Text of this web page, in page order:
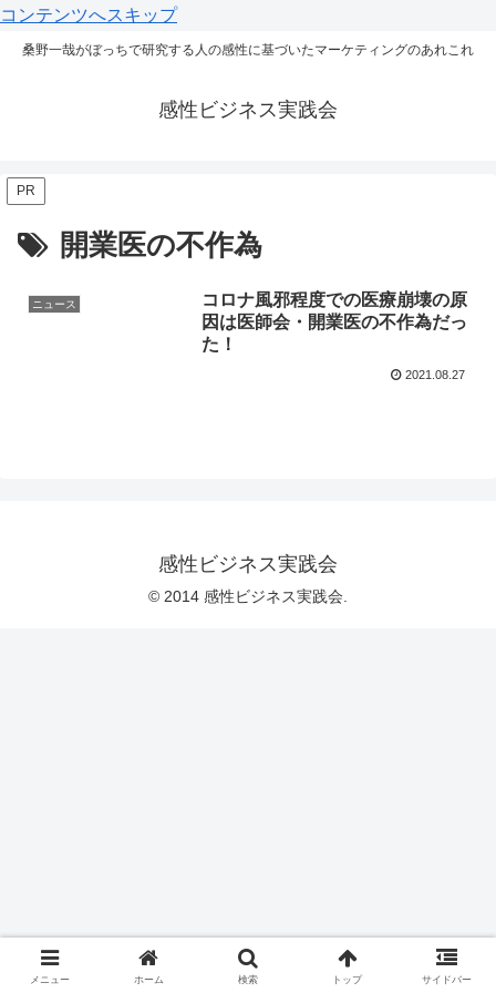
コンテンツへスキップ
桑野一哉がぼっちで研究する人の感性に基づいたマーケティングのあれこれ
感性ビジネス実践会
PR
開業医の不作為
ニュース
コロナ風邪程度での医療崩壊の原
因は医師会・開業医の不作為だっ
た！
2021.08.27
感性ビジネス実践会
© 2014 感性ビジネス実践会.
メニュー ホーム 検索 トップ サイドバー